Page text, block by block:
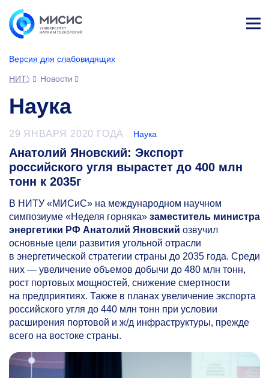
Версия для слабовидящих
НИТУ МИСИС
Новости
Наука
29 ЯНВАРЯ 2020 ГОДА Наука
Анатолий Яновский: Экспорт
российского угля вырастет до 400 млн
тонн к 2035г
В НИТУ «МИСиС» на международном научном
симпозиуме «Неделя горняка» заместитель министра
энергетики РФ Анатолий Яновский озвучил
основные цели развития угольной отрасли
в энергетической стратегии страны до 2035 года. Среди
них — увеличение объемов добычи до 480 млн тонн,
рост портовых мощностей, снижение смертности
на предприятиях. Также в планах увеличение экспорта
российского угля до 440 млн тонн при условии
расширения портовой и ж/д инфраструктуры, прежде
всего на востоке страны.